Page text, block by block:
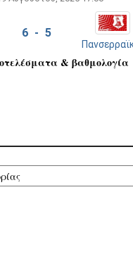
6 - 5
& βαθμολογία